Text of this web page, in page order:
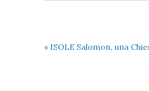
« ISOLE Salomon, una